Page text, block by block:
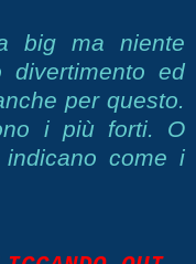
big ma niente
divertimento ed
per questo.
i più forti. O
come i